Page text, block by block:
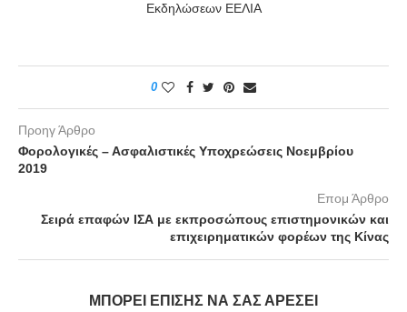
Εκδηλώσεων ΕΕΛΙΑ
0
Προηγ Άρθρο
Φορολογικές – Ασφαλιστικές Υποχρεώσεις Νοεμβρίου
2019
Επομ Άρθρο
Σειρά επαφών ΙΣΑ με εκπροσώπους επιστημονικών και
επιχειρηματικών φορέων της Κίνας
ΜΠΟΡΕΊ ΕΠΊΣΗΣ ΝΑ ΣΑΣ ΑΡΈΣΕΙ